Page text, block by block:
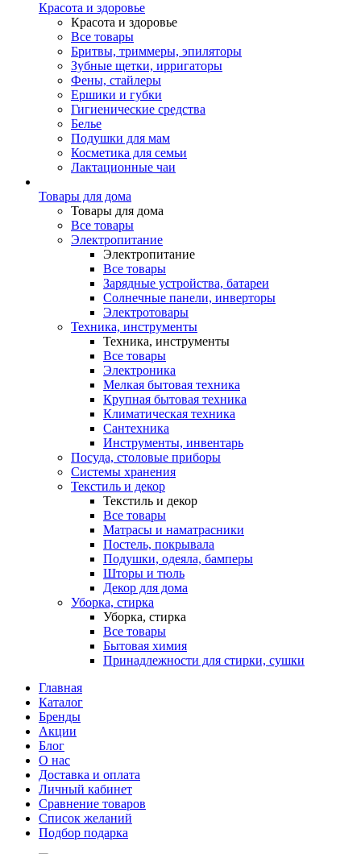
Красота и здоровье
Красота и здоровье
Все товары
Бритвы, триммеры, эпиляторы
Зубные щетки, ирригаторы
Фены, стайлеры
Ершики и губки
Гигиенические средства
Белье
Подушки для мам
Косметика для семьи
Лактационные чаи
Товары для дома
Товары для дома
Все товары
Электропитание
Электропитание
Все товары
Зарядные устройства, батареи
Солнечные панели, инверторы
Электротовары
Техника, инструменты
Техника, инструменты
Все товары
Электроника
Мелкая бытовая техника
Крупная бытовая техника
Климатическая техника
Сантехника
Инструменты, инвентарь
Посуда, столовые приборы
Системы хранения
Текстиль и декор
Текстиль и декор
Все товары
Матрасы и наматрасники
Постель, покрывала
Подушки, одеяла, бамперы
Шторы и тюль
Декор для дома
Уборка, стирка
Уборка, стирка
Все товары
Бытовая химия
Принадлежности для стирки, сушки
Главная
Каталог
Бренды
Акции
Блог
О нас
Доставка и оплата
Личный кабинет
Сравнение товаров
Список желаний
Подбор подарка